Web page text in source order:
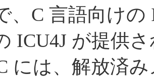
、C 言語向けの
ICU4J が提供
には、解放済